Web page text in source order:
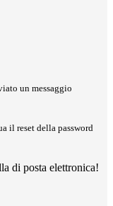
un messaggio
il reset della password
di posta elettronica!